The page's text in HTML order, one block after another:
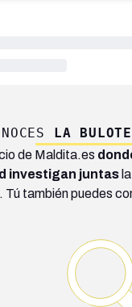
LA
de Maldita.es
investigan juntas la
también puedes